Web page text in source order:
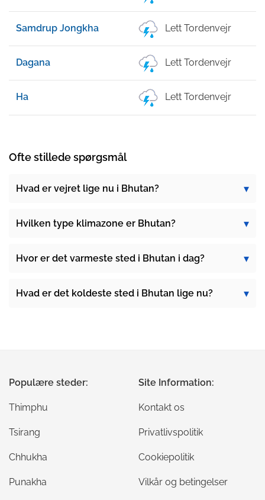
Samdrup Jongkha Lett Tordenvejr
Dagana Lett Tordenvejr
Ha Lett Tordenvejr
Ofte stillede spørgsmål
Hvad er vejret lige nu i Bhutan?
Hvilken type klimazone er Bhutan?
Hvor er det varmeste sted i Bhutan i dag?
Hvad er det koldeste sted i Bhutan lige nu?
Populære steder:
Thimphu
Tsirang
Chhukha
Punakha
Site Information:
Kontakt os
Privatlivspolitik
Cookiepolitik
Vilkår og betingelser